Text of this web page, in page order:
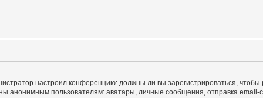
настроил конференцию: должны ли вы зарегистрироваться,
анонимным пользователям: аватары, личные сообщения, отправка email-